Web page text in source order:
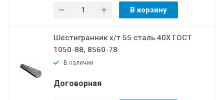
В корзину
Шестигранник х/т 55 сталь 40Х ГОСТ
1050-88, 8560-78
В наличии
Договорная